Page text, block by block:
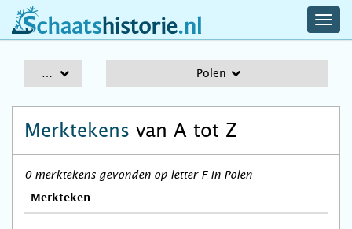
schaatshistorie.nl
Polen
Merktekens van A tot Z
0 merktekens gevonden op letter F in Polen
Merkteken